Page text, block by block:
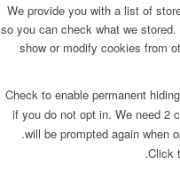
We provide you with a list of
so you can check what we
show or modify cookies from
Check to enable permanent
if you do not opt in. We need 2
will be prompted again when
Click